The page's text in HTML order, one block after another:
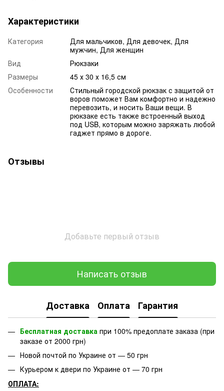
Характеристики
Категория
Для мальчиков, Для девочек, Для
мужчин, Для женщин
Вид
Рюкзаки
Размеры
45 х 30 х 16,5 см
Особенности
Стильный городской рюкзак с защитой от
воров поможет Вам комфортно и надежно
перевозить, и носить Ваши вещи. В
рюкзаке есть также встроенный выход
под USB, которым можно заряжать любой
гаджет прямо в дороге.
Отзывы
Добавьте первый отзыв
Написать отзыв
Доставка Оплата Гарантия
Бесплатная доставка при 100% предоплате заказа (при
заказе от 2000 грн)
Новой почтой по Украине от — 50 грн
Курьером к двери по Украине от — 70 грн
ОПЛАТА: